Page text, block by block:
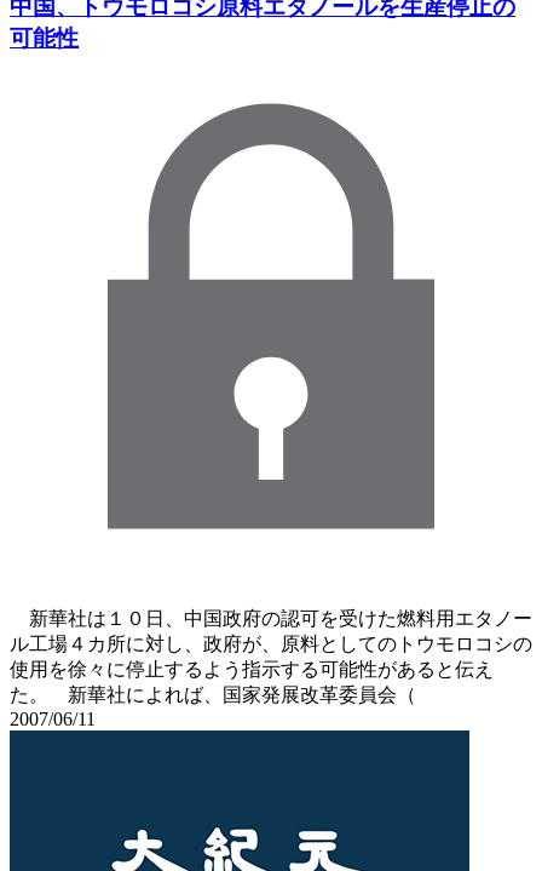
中国、トウモロコシ原料エタノールを生産停止の
可能性
新華社は１０日、中国政府の認可を受けた燃料用エタノー
ル工場４カ所に対し、政府が、原料としてのトウモロコシの
使用を徐々に停止するよう指示する可能性があると伝え
た。 新華社によれば、国家発展改革委員会（
2007/06/11